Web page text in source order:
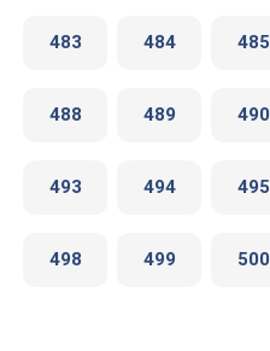
483 484 485
488 489 490
493 494 495
498 499 500